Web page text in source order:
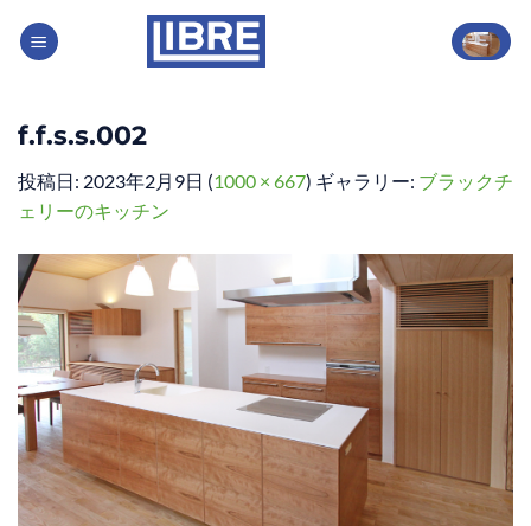
f.f.s.s.002
投稿日: 2023年2月9日 (1000 × 667) ギャラリー: ブラックチ
ェリーのキッチン